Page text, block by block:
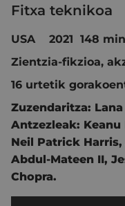
Fitxa teknikoa
USA 2021 148
Zientzia-fikzioa,
16 urtetik
Zuzendaritza:
Antzezleak: Keanu
Neil Patrick Harris,
Abdul-Mateen II,
Chopra.